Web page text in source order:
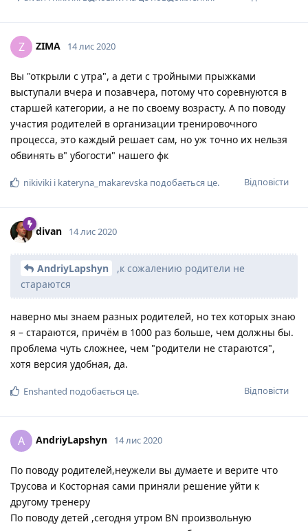
Z ZIMA 14 лис 2020
Вы "открыли с утра", а дети с тройными прыжками
выступали вчера и позавчера, потому что соревнуются в
старшей категории, а не по своему возрасту. А по поводу
участия родителей в организации тренировочного
процесса, это каждый решает сам, но уж точно их нельзя
обвинять в" убогости" нашего фк
Відповісти
nikiviki і kateryna_makarevska подобається це.
divan 14 лис 2020
AndriyLapshyn
,к сожалению родители не
стараются
наверно мы знаем разных родителей, но тех которых знаю
я – стараются, причём в 1000 раз больше, чем должны бы.
проблема чуть сложнее, чем "родители не стараются",
хотя версия удобная, да.
Відповісти
Enshanted подобається це.
A AndriyLapshyn 14 лис 2020
По поводу родителей,неужели вы думаете и верите что
Трусова и Косторная сами приняли решение уйти к
другому тренеру
По поводу детей ,сегодня утром BN произвольную